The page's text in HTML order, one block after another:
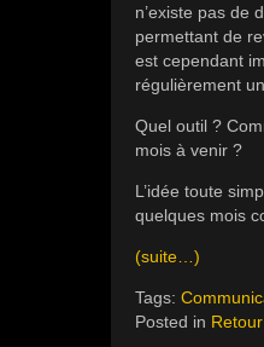
n’existe pas de
permettant de
est cependant
régulièrement
Quel outil ?
mois à venir ?
L’idée toute
quelques mois
(suite…)
Tags:
Posted in